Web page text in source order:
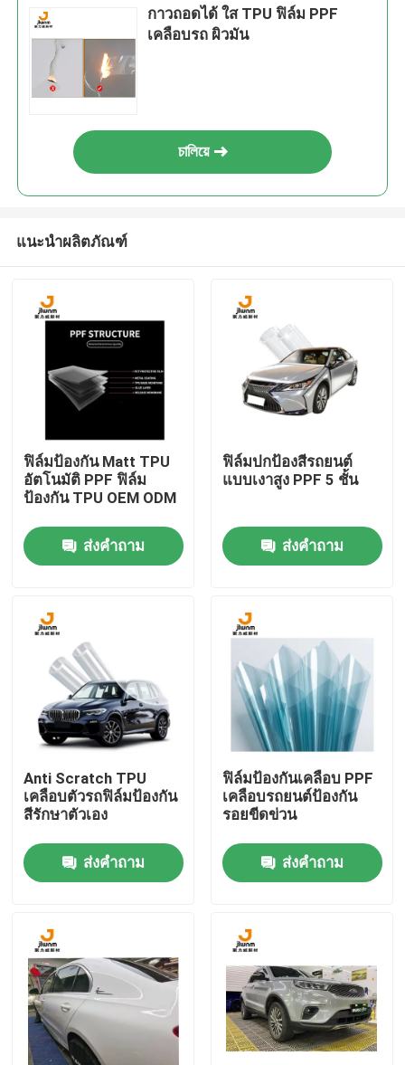
เกี่ยวกับเรา
ทัวร์โรงงาน
ควบคุมคุณภาพ
ข่าว
ทุกกรณี
VR
ฟิล์ม TPU PPF
กาวถอดได้ ใส TPU ฟิล์ม PPF
เคลือบรถ ผิวมัน
চালিয়ে
แนะนำผลิตภัณฑ์
ฟิล์มป้องกัน Matt TPU
อัตโนมัติ PPF ฟิล์ม
ป้องกัน TPU OEM ODM
ส่งคำถาม
ฟิล์มปกป้องสีรถยนต์
แบบเงาสูง PPF 5 ชั้น
ส่งคำถาม
Anti Scratch TPU
เคลือบตัวรถฟิล์มป้องกัน
สีรักษาตัวเอง
ส่งคำถาม
ฟิล์มป้องกันเคลือบ PPF
เคลือบรถยนต์ป้องกัน
รอยขีดข่วน
ส่งคำถาม